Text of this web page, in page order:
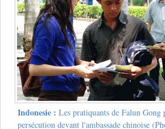
Indonesie : Les pratiquants de Falun Gong
persécution devant l'ambassade chinoise